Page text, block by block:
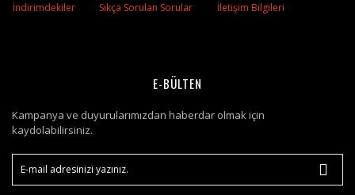
İndirimdekiler Sıkça Sorulan Sorular İletişim Bilgileri
E-BÜLTEN
Kampanya ve duyurularımızdan haberdar olmak için
kaydolabilirsiniz.